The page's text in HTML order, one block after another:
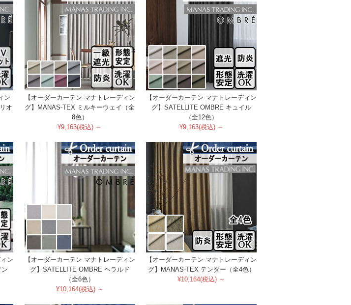
ン
オ
【オーダーカーテン マナトレーディン
グ】MANAS-TEX ミルキーウェイ（全
8色）
¥9,163(税込) ～
【オーダーカーテン マナトレーディン
グ】SATELLITE OMBRE キュイル
（全12色）
¥9,163(税込) ～
ン
【オーダーカーテン マナトレーディン
グ】SATELLITE OMBRE ヘラルド
（全6色）
¥10,164(税込) ～
【オーダーカーテン マナトレーディン
グ】MANAS-TEX テンダー（全4色）
¥10,164(税込) ～